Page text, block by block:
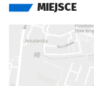
MIEJSCE